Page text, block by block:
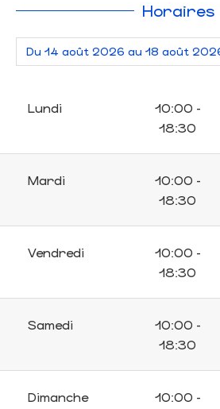
Horaires
Lundi
10:00 -
18:30
Mardi
10:00 -
18:30
Vendredi
10:00 -
18:30
Samedi
10:00 -
18:30
Dimanche 10:00 -